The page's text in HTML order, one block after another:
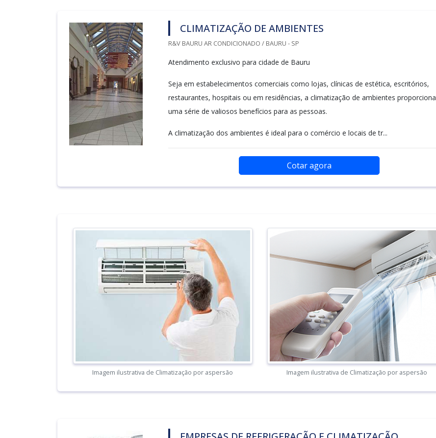
CLIMATIZAÇÃO DE AMBIENTES
R&V BAURU AR CONDICIONADO / BAURU - SP
Atendimento exclusivo para cidade de Bauru
Seja em estabelecimentos comerciais como lojas, clínicas de estética, escritórios,
restaurantes, hospitais ou em residências, a climatização de ambientes proporciona
uma série de valiosos benefícios para as pessoas.
A climatização dos ambientes é ideal para o comércio e locais de tr...
Cotar agora
Imagem ilustrativa de Climatização por aspersão Imagem ilustrativa de Climatização por aspersão